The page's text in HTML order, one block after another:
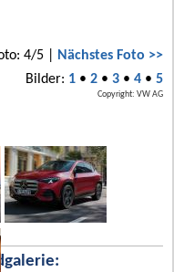
4/5 | Nächstes Foto >>
Bilder: 1• 2• 3• 4• 5
Copyright: VW AG